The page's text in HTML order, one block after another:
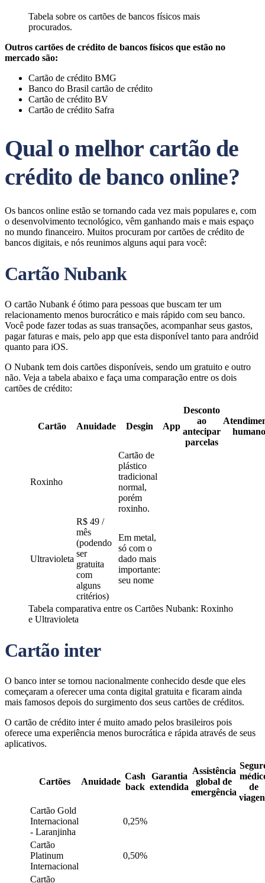
Tabela sobre os cartões de bancos físicos mais
procurados.
Outros cartões de crédito de bancos físicos que estão no
mercado são:
Cartão de crédito BMG
Banco do Brasil cartão de crédito
Cartão de crédito BV
Cartão de crédito Safra
Qual o melhor cartão de
crédito de banco online?
Os bancos online estão se tornando cada vez mais populares e, com
o desenvolvimento tecnológico, vêm ganhando mais e mais espaço
no mundo financeiro. Muitos procuram por cartões de crédito de
bancos digitais, e nós reunimos alguns aqui para você:
Cartão Nubank
O cartão Nubank é ótimo para pessoas que buscam ter um
relacionamento menos burocrático e mais rápido com seu banco.
Você pode fazer todas as suas transações, acompanhar seus gastos,
pagar faturas e mais, pelo app que esta disponível tanto para andróid
quanto para iOS.
O Nubank tem dois cartões disponíveis, sendo um gratuito e outro
não. Veja a tabela abaixo e faça uma comparação entre os dois
cartões de crédito:
Cartão Anuidade Desgin App
Desconto
ao
antecipar
parcelas
humano
Roxinho
Cartão de
plástico
tradicional
normal,
porém
roxinho.
Ultravioleta
R$ 49 /
mês
(podendo
ser
gratuita
com
alguns
critérios)
Em metal,
só com o
dado mais
importante:
seu nome
Tabela comparativa entre os Cartões Nubank: Roxinho
e Ultravioleta
Cartão inter
O banco inter se tornou nacionalmente conhecido desde que eles
começaram a oferecer uma conta digital gratuita e ficaram ainda
mais famosos depois do surgimento dos seus cartões de créditos.
O cartão de crédito inter é muito amado pelos brasileiros pois
oferece uma experiência menos burocrática e rápida através de seus
aplicativos.
Cartões Anuidade
Cash
back
Garantia
extendida
Assistência
global de
emergência
de
Cartão Gold
Internacional
- Laranjinha
0,25%
Cartão
Platinum
Internacional
0,50%
Cartão